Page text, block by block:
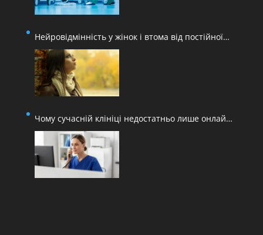
Нейровідмінність у жінок і втома від постійної
адаптації
Чому сучасній клініці недостатньо лише онлайн-
запису